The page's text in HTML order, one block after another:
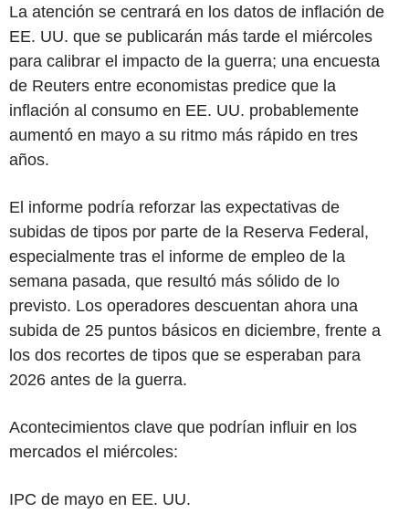
La atención se centrará en los datos de inflación de
EE. UU. que se publicarán más tarde el miércoles
para calibrar el impacto de la guerra; una encuesta
de Reuters entre economistas predice que la
inflación al consumo en EE. UU. probablemente
aumentó en mayo a su ritmo más rápido en tres
años.
El informe podría reforzar las expectativas de
subidas de tipos por parte de la Reserva Federal,
especialmente tras el informe de empleo de la
semana pasada, que resultó más sólido de lo
previsto. Los operadores descuentan ahora una
subida de 25 puntos básicos en diciembre, frente a
los dos recortes de tipos que se esperaban para
2026 antes de la guerra.
Acontecimientos clave que podrían influir en los
mercados el miércoles:
IPC de mayo en EE. UU.